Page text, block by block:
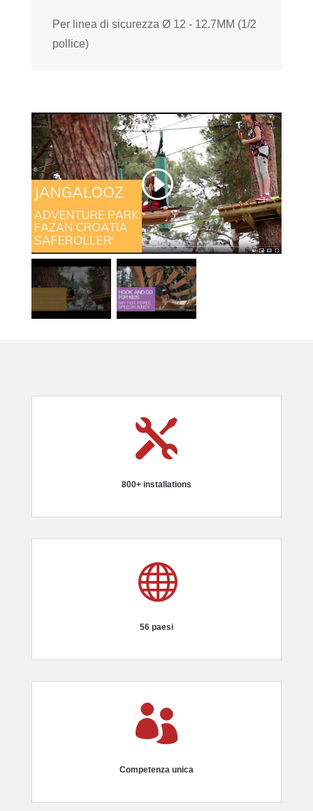
Per linea di sicurezza Ø 12 - 12.7MM (1/2
pollice)

800+ installations

56 paesi

Competenza unica